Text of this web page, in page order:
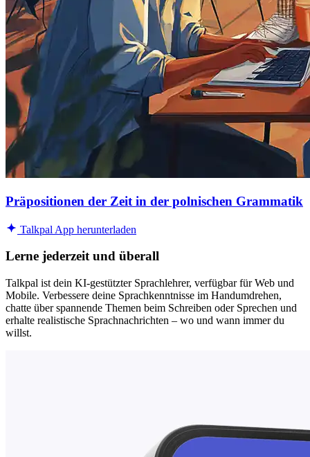
Präpositionen der Zeit in der polnischen Grammatik
Talkpal App herunterladen
Lerne jederzeit und überall
Talkpal ist dein KI-gestützter Sprachlehrer, verfügbar für Web und
Mobile. Verbessere deine Sprachkenntnisse im Handumdrehen,
chatte über spannende Themen beim Schreiben oder Sprechen und
erhalte realistische Sprachnachrichten – wo und wann immer du
willst.